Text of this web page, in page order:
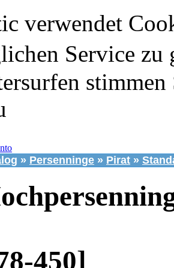
verwendet
Service zu
stimmen
» Persenninge » Pirat »
450]